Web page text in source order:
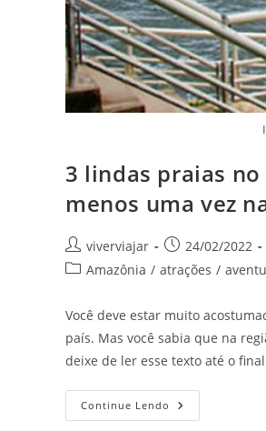
3 lindas praias
menos uma vez
Autor
do
viverviajar
Post
publicado:
24/02/2022
Categoria
post:
Amazônia / atrações /
Você deve estar muito
país. Mas você sabia que na
deixe de ler esse texto até o
Continue Lendo
Lindas